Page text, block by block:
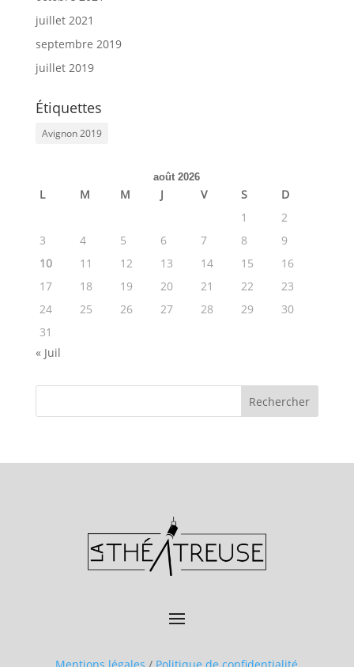
juillet 2021
septembre 2019
juillet 2019
Étiquettes
Avignon 2019
août 2026
L M M J V S
D
1
2
3
4 5 6 7 8
9
10
11 12 13 14 15
16
17
18 19 20 21 22
23
24
25 26 27 28 29
30
31
« Juil